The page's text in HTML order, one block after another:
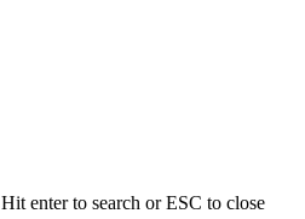
Hit enter to search or ESC to close